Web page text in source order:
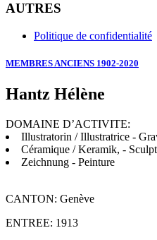
AUTRES
Politique de confidentialité
MEMBRES ANCIENS 1902-2020
Hantz Hélène
DOMAINE D’ACTIVITE:
Illustratorin / Illustratrice -
Céramique / Keramik, -
Zeichnung - Peinture
CANTON: Genève
ENTREE: 1913